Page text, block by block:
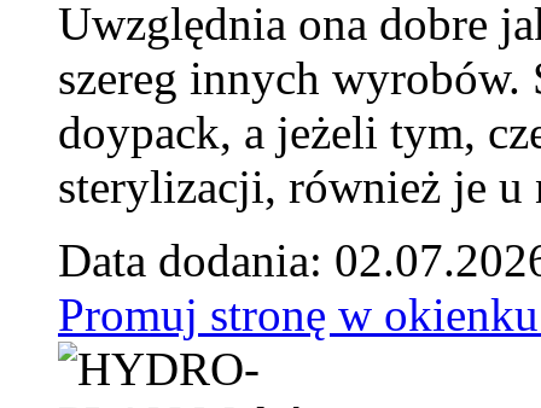
Uwzględnia ona dobre
szereg innych
doypack, a jeżeli tym,
sterylizacji, również je u
Data dodania:
Promuj stronę w